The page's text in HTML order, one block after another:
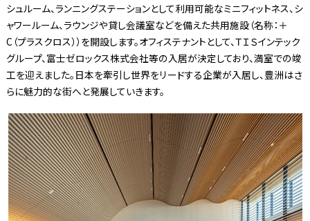
シュルーム、ランニングステーションとして利用可能なミニフィットネス、シ
ャワールーム、ラウンジや貸し会議室などを備えた共用施設（名称：＋
C（プラスクロス））を開設します。オフィステナントとして、ＴＩＳインテック
グループ、富士ゼロックス株式会社等の入居が決定しており、満室での竣
工を迎えました。日本を牽引し世界をリードする企業が入居し、豊洲はさ
らに魅力的な街へと発展していきます。